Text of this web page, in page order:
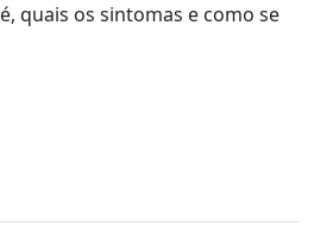
quais os sintomas e como se